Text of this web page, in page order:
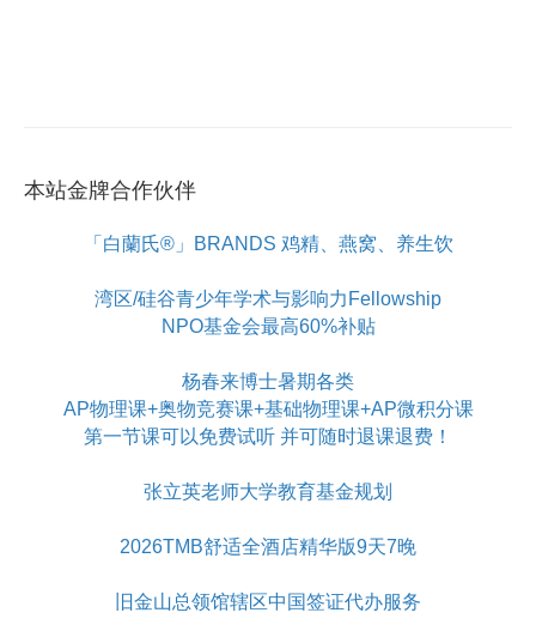
本站金牌合作伙伴
「白蘭氏®」BRANDS 鸡精、燕窝、养生饮
湾区/硅谷青少年学术与影响力Fellowship
NPO基金会最高60%补贴
杨春来博士暑期各类
AP物理课+奥物竞赛课+基础物理课+AP微积分课
第一节课可以免费试听 并可随时退课退费！
张立英老师大学教育基金规划
2026TMB舒适全酒店精华版9天7晚
旧金山总领馆辖区中国签证代办服务